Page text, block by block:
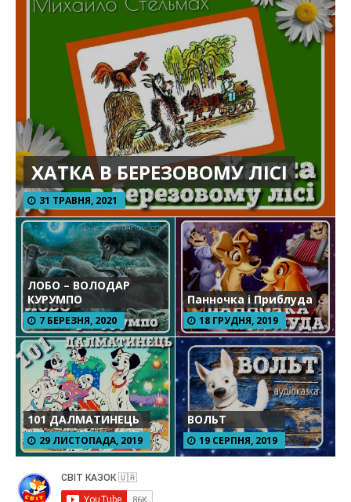
ХАТКА В БЕРЕЗОВОМУ ЛІСІ
31 ТРАВНЯ, 2021
ЛОБО – ВОЛОДАР
КУРУМПО
7 БЕРЕЗНЯ, 2020
Панночка і Приблуда
18 ГРУДНЯ, 2019
101 ДАЛМАТИНЕЦЬ
29 ЛИСТОПАДА, 2019
ВОЛЬТ
19 СЕРПНЯ, 2019